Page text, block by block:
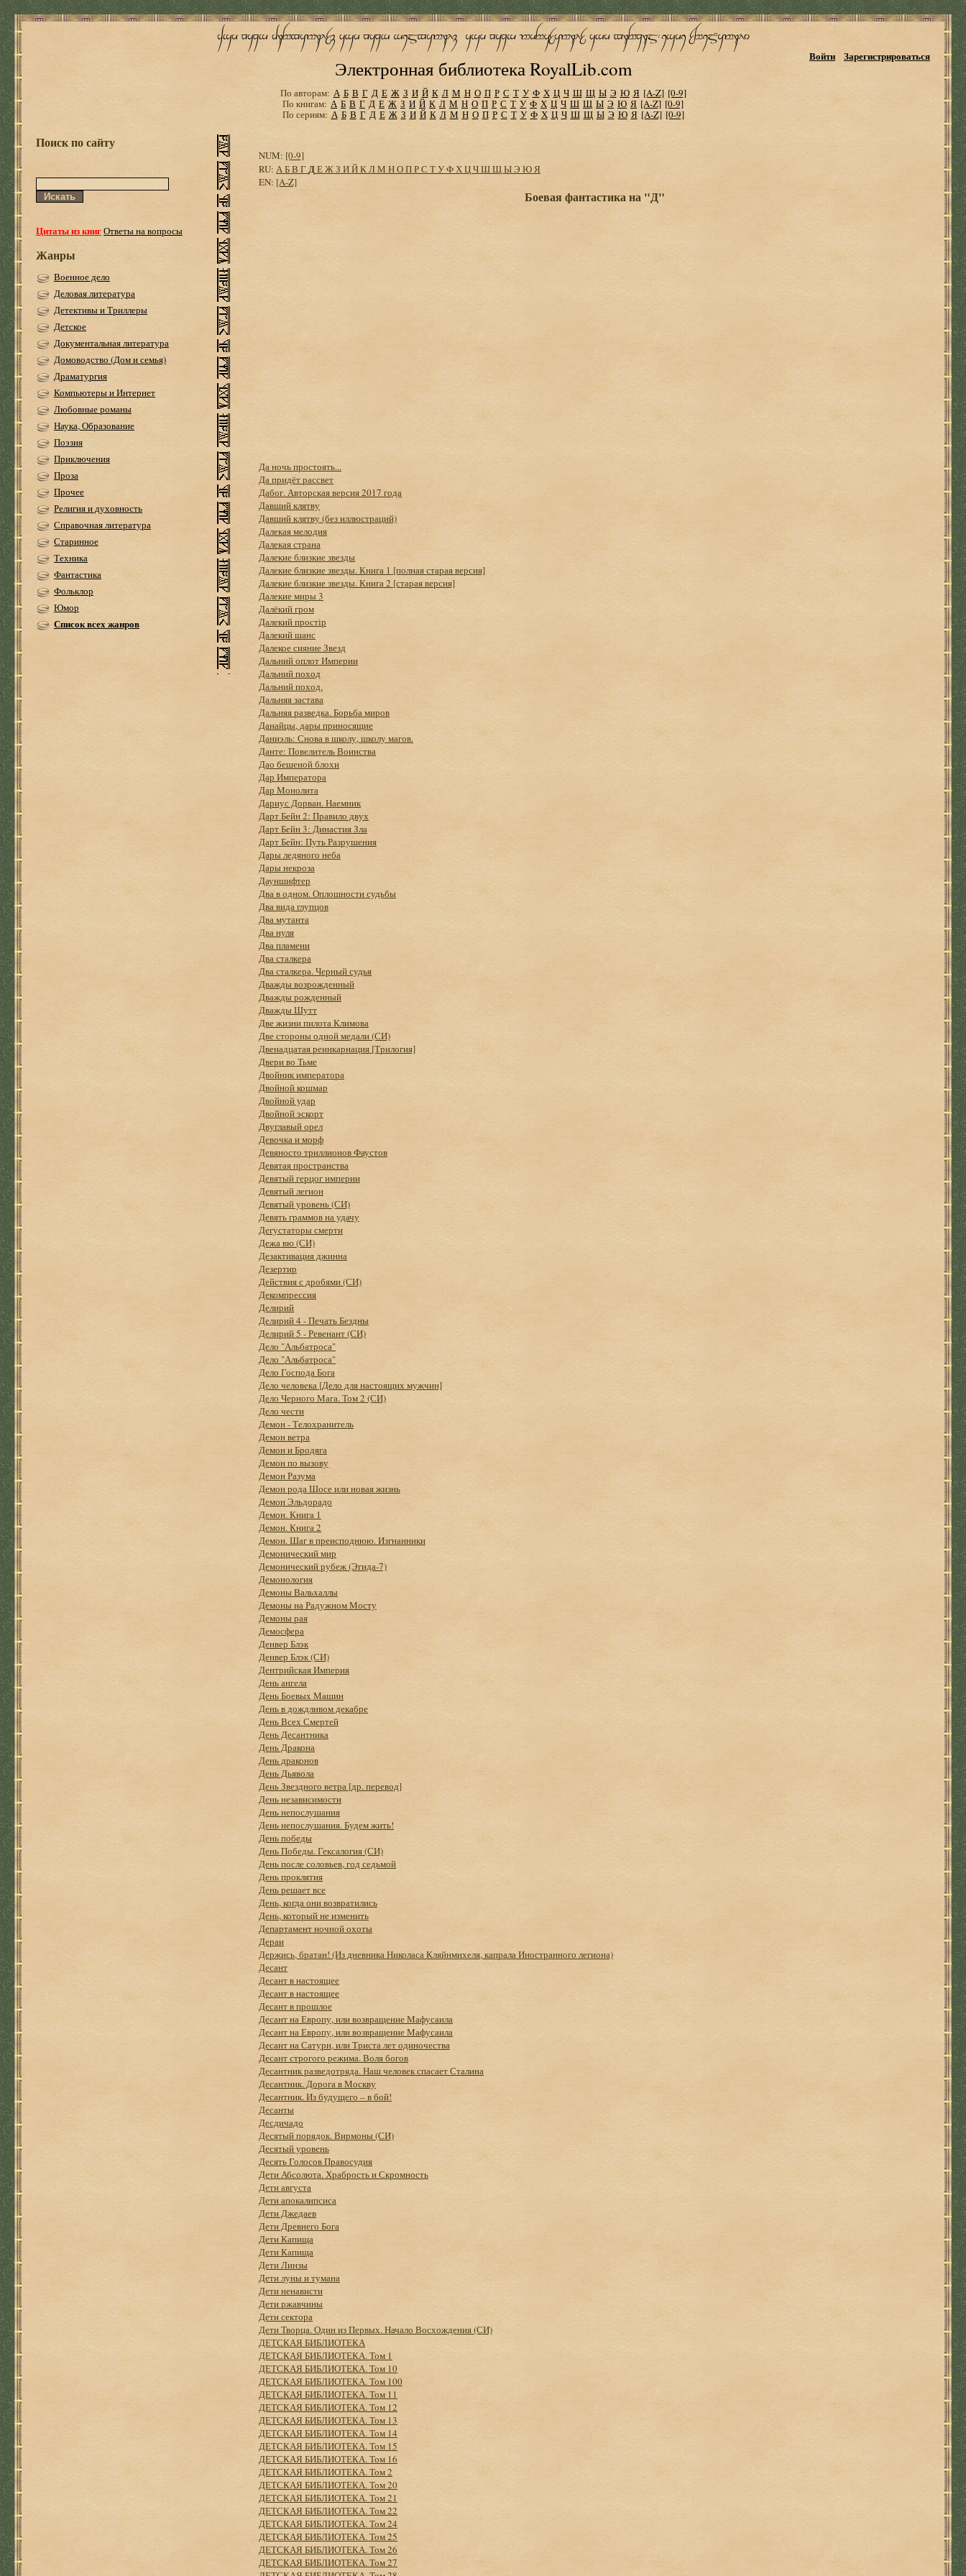
Электронная библиотека RoyalLib.com
Войти Зарегистрироваться
По авторам: А Б В Г Д Е Ж З И Й К Л М Н О П Р С Т У Ф Х Ц Ч Ш Щ Ы Э Ю Я [A-Z] [0-9]
По книгам: А Б В Г Д Е Ж З И Й К Л М Н О П Р С Т У Ф Х Ц Ч Ш Щ Ы Э Ю Я [A-Z] [0-9]
По сериям: А Б В Г Д Е Ж З И Й К Л М Н О П Р С Т У Ф Х Ц Ч Ш Щ Ы Э Ю Я [A-Z] [0-9]
Поиск по сайту
Цитаты из книгОтветы на вопросы
Жанры
Военное дело
Деловая литература
Детективы и Триллеры
Детское
Документальная литература
Домоводство (Дом и семья)
Драматургия
Компьютеры и Интернет
Любовные романы
Наука, Образование
Поэзия
Приключения
Проза
Прочее
Религия и духовность
Справочная литература
Старинное
Техника
Фантастика
Фольклор
Юмор
Список всех жанров
NUM: [0-9]
RU: АБВ Г ДЕЖЗ ИЙКЛМ НОПРС ТУФХЦЧШЩЫЭ ЮЯ
EN: [A-Z]
Боевая фантастика на "Д"
Да ночь простоять...
Да придёт рассвет
Дабог. Авторская версия 2017 года
Давший клятву
Давший клятву (без иллюстраций)
Далекая мелодия
Далекая страна
Далекие близкие звезды
Далекие близкие звезды. Книга 1 [полная старая версия]
Далекие близкие звезды. Книга 2 [старая версия]
Далекие миры 3
Далёкий гром
Далекий простір
Далекий шанс
Далекое сияние Звезд
Дальний оплот Империи
Дальний поход
Дальний поход.
Дальняя застава
Дальняя разведка. Борьба миров
Данайцы, дары приносящие
Даниэль: Снова в школу, школу магов.
Данте: Повелитель Воинства
Дао бешеной блохи
Дар Императора
Дар Монолита
Дариус Дорван. Наемник
Дарт Бейн 2: Правило двух
Дарт Бейн 3: Династия Зла
Дарт Бейн: Путь Разрушения
Дары ледяного неба
Дары некроза
Дауншифтер
Два в одном. Оплошности судьбы
Два вида глупцов
Два мутанта
Два нуля
Два пламени
Два сталкера
Два сталкера. Черный судья
Дважды возрожденный
Дважды рожденный
Дважды Шутт
Две жизни пилота Климова
Две стороны одной медали (СИ)
Двенадцатая реинкарнация [Трилогия]
Двери во Тьме
Двойник императора
Двойной кошмар
Двойной удар
Двойной эскорт
Двуглавый орел
Девочка и морф
Девяносто триллионов Фаустов
Девятая пространства
Девятый герцог империи
Девятый легион
Девятый уровень (СИ)
Девять граммов на удачу
Дегустаторы смерти
Дежа вю (СИ)
Дезактивация джинна
Дезертир
Действия с дробями (СИ)
Декомпрессия
Делирий
Делирий 4 - Печать Бездны
Делирий 5 - Ревенант (СИ)
Дело "Альбатроса"
Дело "Альбатроса"
Дело Господа Бога
Дело человека [Дело для настоящих мужчин]
Дело Черного Мага. Том 2 (СИ)
Дело чести
Демон - Телохранитель
Демон ветра
Демон и Бродяга
Демон по вызову
Демон Разума
Демон рода Шосе или новая жизнь
Демон Эльдорадо
Демон. Книга 1
Демон. Книга 2
Демон. Шаг в преисподнюю. Изгнанники
Демонический мир
Демонический рубеж (Эгида-7)
Демонология
Демоны Вальхаллы
Демоны на Радужном Мосту
Демоны рая
Демосфера
Денвер Блэк
Денвер Блэк (СИ)
Дентрийская Империя
День ангела
День Боевых Машин
День в дождливом декабре
День Всех Смертей
День Десантника
День Дракона
День драконов
День Дьявола
День Звездного ветра [др. перевод]
День независимости
День непослушания
День непослушания. Будем жить!
День победы
День Победы. Гексалогия (СИ)
День после соловьев, год седьмой
День проклятия
День решает все
День, когда они возвратились
День, который не изменить
Департамент ночной охоты
Дераи
Держись, братан! (Из дневника Николаса Кляйнмихеля, капрала Иностранного легиона)
Десант
Десант в настоящее
Десант в настоящее
Десант в прошлое
Десант на Европу, или возвращение Мафусаила
Десант на Европу, или возвращение Мафусаила
Десант на Сатурн, или Триста лет одиночества
Десант строгого режима. Воля богов
Десантник разведотряда. Наш человек спасает Сталина
Десантник. Дорога в Москву
Десантник. Из будущего – в бой!
Десанты
Десдичадо
Десятый порядок. Вирмоны (СИ)
Десятый уровень
Десять Голосов Правосудия
Дети Абсолюта. Храбрость и Скромность
Дети августа
Дети апокалипсиса
Дети Джедаев
Дети Древнего Бога
Дети Капища
Дети Капища
Дети Линзы
Дети луны и тумана
Дети ненависти
Дети ржавчины
Дети сектора
Дети Творца. Один из Первых. Начало Восхождения (СИ)
ДЕТСКАЯ БИБЛИОТЕКА
ДЕТСКАЯ БИБЛИОТЕКА. Том 1
ДЕТСКАЯ БИБЛИОТЕКА. Том 10
ДЕТСКАЯ БИБЛИОТЕКА. Том 100
ДЕТСКАЯ БИБЛИОТЕКА. Том 11
ДЕТСКАЯ БИБЛИОТЕКА. Том 12
ДЕТСКАЯ БИБЛИОТЕКА. Том 13
ДЕТСКАЯ БИБЛИОТЕКА. Том 14
ДЕТСКАЯ БИБЛИОТЕКА. Том 15
ДЕТСКАЯ БИБЛИОТЕКА. Том 16
ДЕТСКАЯ БИБЛИОТЕКА. Том 2
ДЕТСКАЯ БИБЛИОТЕКА. Том 20
ДЕТСКАЯ БИБЛИОТЕКА. Том 21
ДЕТСКАЯ БИБЛИОТЕКА. Том 22
ДЕТСКАЯ БИБЛИОТЕКА. Том 24
ДЕТСКАЯ БИБЛИОТЕКА. Том 25
ДЕТСКАЯ БИБЛИОТЕКА. Том 26
ДЕТСКАЯ БИБЛИОТЕКА. Том 27